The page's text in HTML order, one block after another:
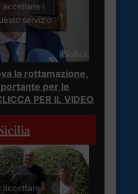
accettare i
servizio
la rottamazione,
per le
PER IL VIDEO
accettare i